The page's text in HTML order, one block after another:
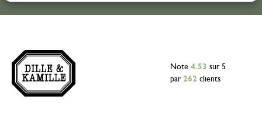
Note 4.53 sur 5
par 262 clients